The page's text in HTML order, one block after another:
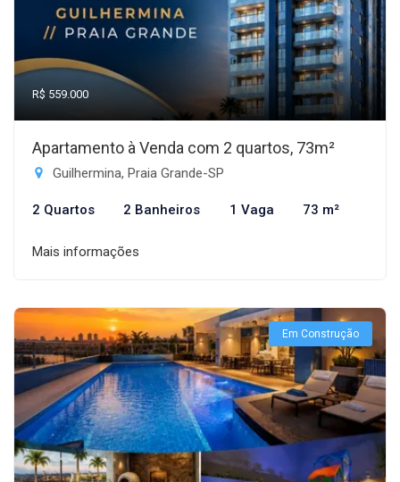
R$ 559.000
Apartamento à Venda com 2 quartos, 73m²
Guilhermina, Praia Grande-SP
2 Quartos 2 Banheiros 1 Vaga 73 m²
Mais informações
Em Construção